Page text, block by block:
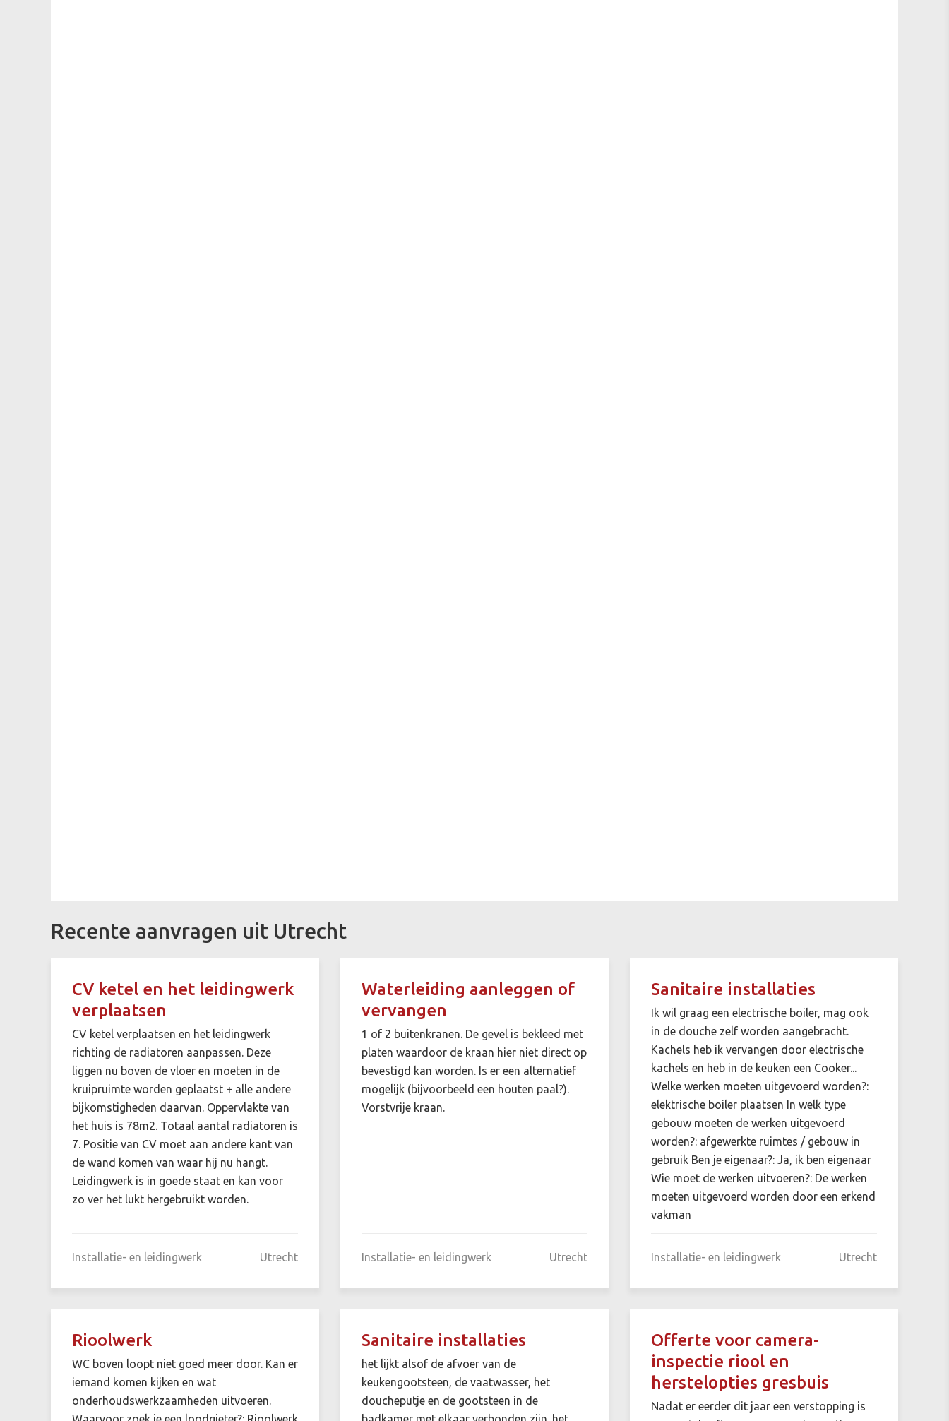
Recente aanvragen uit Utrecht
CV ketel en het leidingwerk
verplaatsen
CV ketel verplaatsen en het leidingwerk
richting de radiatoren aanpassen. Deze
liggen nu boven de vloer en moeten in de
kruipruimte worden geplaatst + alle andere
bijkomstigheden daarvan. Oppervlakte van
het huis is 78m2. Totaal aantal radiatoren is
7. Positie van CV moet aan andere kant van
de wand komen van waar hij nu hangt.
Leidingwerk is in goede staat en kan voor
zo ver het lukt hergebruikt worden.
Installatie- en leidingwerk Utrecht
Waterleiding aanleggen of
vervangen
1 of 2 buitenkranen. De gevel is bekleed met
platen waardoor de kraan hier niet direct op
bevestigd kan worden. Is er een alternatief
mogelijk (bijvoorbeeld een houten paal?).
Vorstvrije kraan.
Installatie- en leidingwerk Utrecht
Sanitaire installaties
Ik wil graag een electrische boiler, mag ook
in de douche zelf worden aangebracht.
Kachels heb ik vervangen door electrische
kachels en heb in de keuken een Cooker...
Welke werken moeten uitgevoerd worden?:
elektrische boiler plaatsen In welk type
gebouw moeten de werken uitgevoerd
worden?: afgewerkte ruimtes / gebouw in
gebruik Ben je eigenaar?: Ja, ik ben eigenaar
Wie moet de werken uitvoeren?: De werken
moeten uitgevoerd worden door een erkend
vakman
Installatie- en leidingwerk Utrecht
Rioolwerk
WC boven loopt niet goed meer door. Kan er
iemand komen kijken en wat
onderhoudswerkzaamheden uitvoeren.
Sanitaire installaties
het lijkt alsof de afvoer van de
keukengootsteen, de vaatwasser, het
doucheputje en de gootsteen in de
Offerte voor camera-
inspectie riool en
herstelopties gresbuis
Nadat er eerder dit jaar een verstopping is